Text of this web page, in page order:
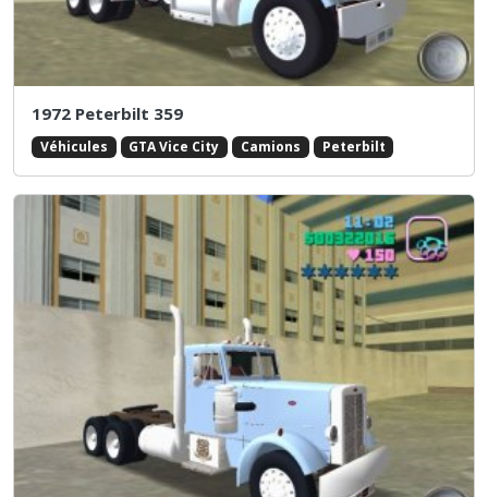
1972 Peterbilt 359
Véhicules GTA Vice City Camions Peterbilt